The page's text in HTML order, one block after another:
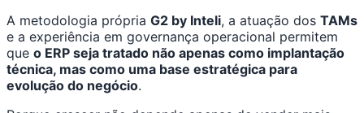
A metodologia própria G2 by Inteli, a atuação dos TAMs
e a experiência em governança operacional permitem
que o ERP seja tratado não apenas como implantação
técnica, mas como uma base estratégica para
evolução do negócio.